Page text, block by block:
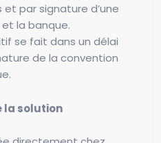
par signature d’une
la banque.
se fait dans un délai
de la convention
la solution